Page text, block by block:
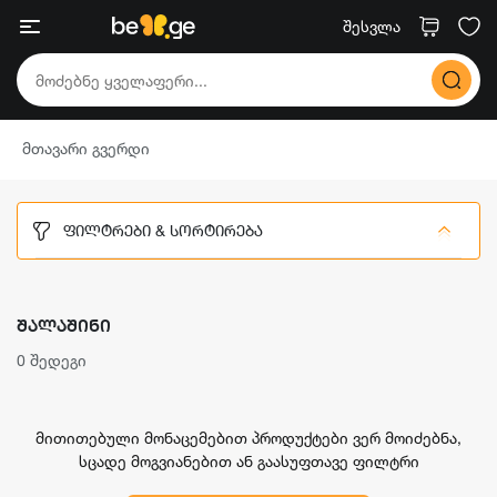
შესვლა
მთავარი გვერდი
ᲤᲘᲚᲢᲠᲔᲑᲘ & ᲡᲝᲠᲢᲘᲠᲔᲑᲐ
ᲨᲐᲚᲐᲨᲘᲜᲘ
0 შედეგი
მითითებული მონაცემებით პროდუქტები ვერ მოიძებნა,
სცადე მოგვიანებით ან გაასუფთავე ფილტრი